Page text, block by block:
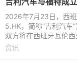
2026年7月23日，西
5.HK，简称“吉利汽车
双方将在西班牙瓦伦
市场打造吉利及福特
资讯